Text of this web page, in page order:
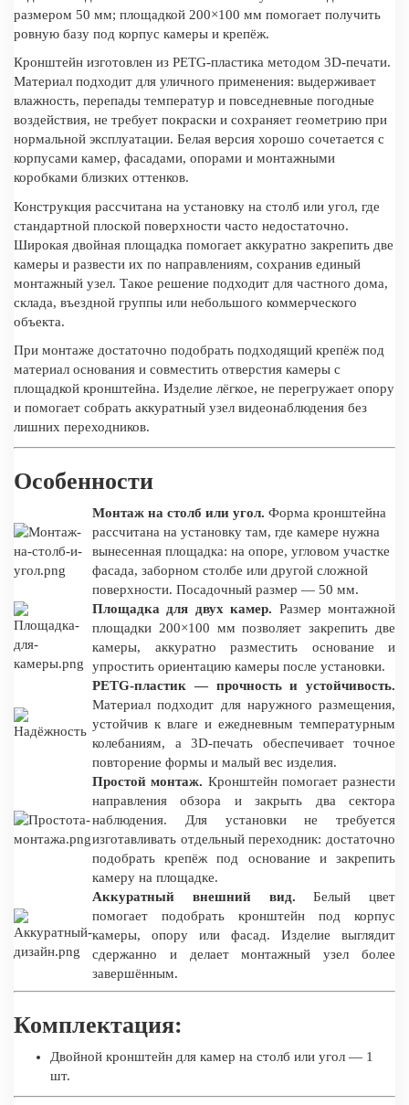
размером 50 мм; площадкой 200×100 мм помогает получить
ровную базу под корпус камеры и крепёж.
Кронштейн изготовлен из PETG-пластика методом 3D-печати.
Материал подходит для уличного применения: выдерживает
влажность, перепады температур и повседневные погодные
воздействия, не требует покраски и сохраняет геометрию при
нормальной эксплуатации. Белая версия хорошо сочетается с
корпусами камер, фасадами, опорами и монтажными
коробками близких оттенков.
Конструкция рассчитана на установку на столб или угол, где
стандартной плоской поверхности часто недостаточно.
Широкая двойная площадка помогает аккуратно закрепить две
камеры и развести их по направлениям, сохранив единый
монтажный узел. Такое решение подходит для частного дома,
склада, въездной группы или небольшого коммерческого
объекта.
При монтаже достаточно подобрать подходящий крепёж под
материал основания и совместить отверстия камеры с
площадкой кронштейна. Изделие лёгкое, не перегружает опору
и помогает собрать аккуратный узел видеонаблюдения без
лишних переходников.
Особенности
Монтаж на столб или угол. Форма кронштейна
рассчитана на установку там, где камере нужна
вынесенная площадка: на опоре, угловом участке
фасада, заборном столбе или другой сложной
поверхности. Посадочный размер — 50 мм.
Площадка для двух камер. Размер монтажной
площадки 200×100 мм позволяет закрепить две
камеры, аккуратно разместить основание и
упростить ориентацию камеры после установки.
PETG-пластик — прочность и устойчивость.
Материал подходит для наружного размещения,
устойчив к влаге и ежедневным температурным
колебаниям, а 3D-печать обеспечивает точное
повторение формы и малый вес изделия.
Простой монтаж. Кронштейн помогает разнести
направления обзора и закрыть два сектора
наблюдения. Для установки не требуется
изготавливать отдельный переходник: достаточно
подобрать крепёж под основание и закрепить
камеру на площадке.
Аккуратный внешний вид. Белый цвет
помогает подобрать кронштейн под корпус
камеры, опору или фасад. Изделие выглядит
сдержанно и делает монтажный узел более
завершённым.
Комплектация:
Двойной кронштейн для камер на столб или угол — 1
шт.